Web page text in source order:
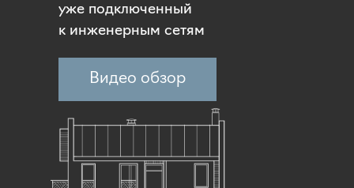
уже подключенный
к инженерным сетям
Видео обзор